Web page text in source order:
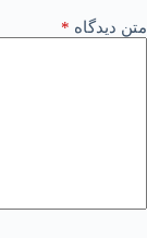
متن دیدگاه *